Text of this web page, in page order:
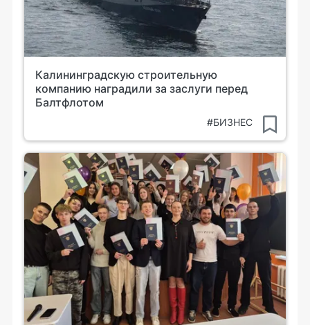
Калининградскую строительную
компанию наградили за заслуги перед
Балтфлотом
#БИЗНЕС